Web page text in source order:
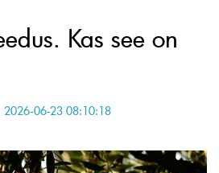
Kas see on
2026-06-23 08:10:18